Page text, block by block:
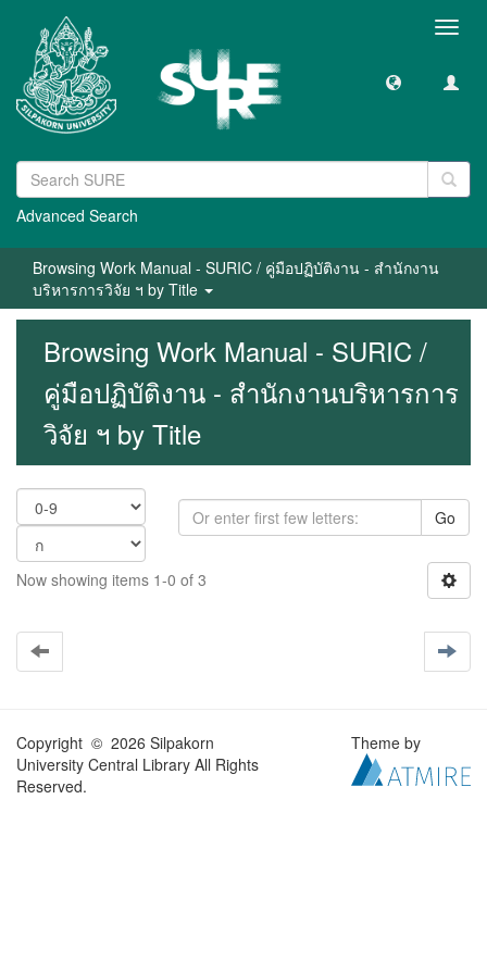
Advanced Search
Browsing Work Manual - SURIC / คู่มือปฏิบัติงาน - สำนักงาน
บริหารการวิจัย ฯ by Title
Browsing Work Manual - SURIC /
คู่มือปฏิบัติงาน - สำนักงานบริหารการ
วิจัย ฯ by Title
Go
Now showing items 1-0 of 3
Copyright © 2026 Silpakorn
University Central Library All Rights
Reserved.
Theme by